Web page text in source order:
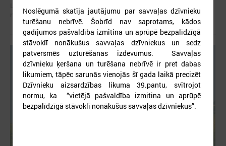
LPS un Labklājības ministrija pārrunā DigiSoc sadarbības līguma
nosacījumus un datu pārvaldību
Noslēgumā skatīja jautājumu par savvaļas dzīvnieku
turēšanu nebrīvē. Šobrīd nav saprotams, kādos
gadījumos pašvaldība izmitina un aprūpē bezpalīdzīgā
stāvoklī nonākušus savvaļas dzīvniekus un sedz
patversmēs uzturēšanas izdevumus. Savvaļas
dzīvnieku ķeršana un turēšana nebrīvē ir pret dabas
likumiem, tāpēc sarunās vienojās šī gada laikā precizēt
Dzīvnieku aizsardzības likuma 39.pantu, svītrojot
normu, ka “vietējā pašvaldība izmitina un aprūpē
bezpalīdzīgā stāvoklī nonākušus savvaļas dzīvniekus”.